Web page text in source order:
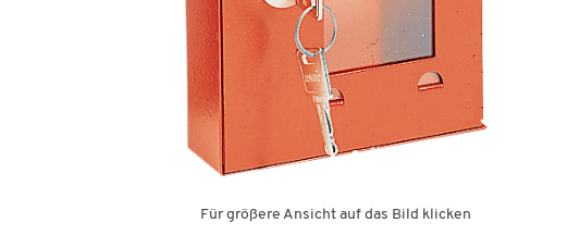
Für größere Ansicht auf das Bild klicken